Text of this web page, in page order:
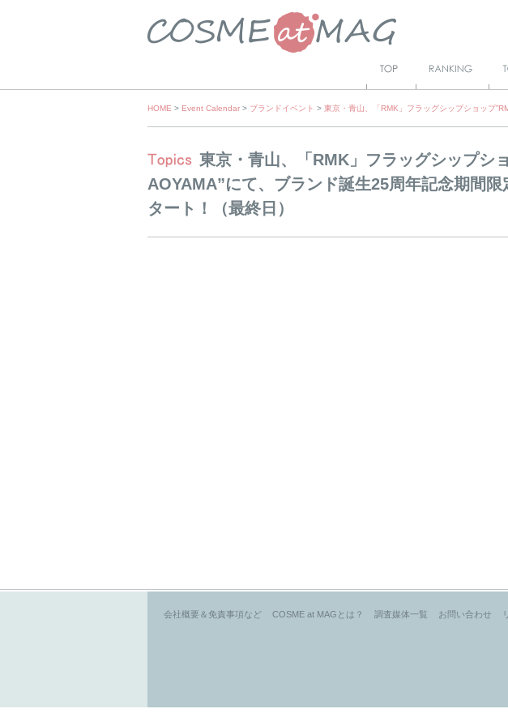
Skip
HOME > Event Calendar > ブランドイベント > 東京・青山、「RMK」フラッグシップショップ
東京・青山、「RMK」フラッグシップシ
AOYAMA”にて、ブランド誕生25周年記念期間
タート！（最終日）
会社概要＆免責事項など COSME at MAGとは？ 調査媒体一覧 お問い合わせ